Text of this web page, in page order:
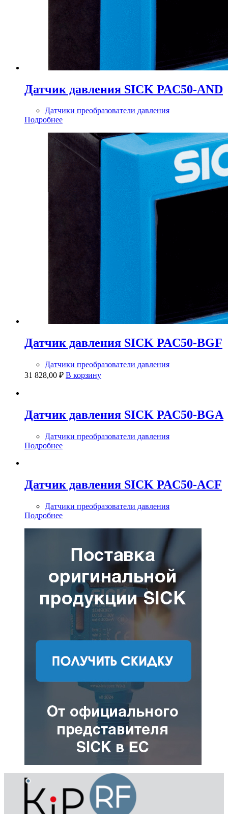
Датчик давления SICK PAC50-AND
Датчики преобразователи давления
Подробнее
Датчик давления SICK PAC50-BGF
Датчики преобразователи давления
31 828,00 ₽ В корзину
Датчик давления SICK PAC50-BGA
Датчики преобразователи давления
Подробнее
Датчик давления SICK PAC50-ACF
Датчики преобразователи давления
Подробнее